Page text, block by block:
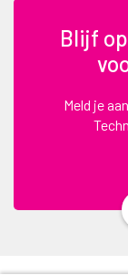
Blijf
Meld je